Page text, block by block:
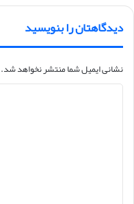
دیدگاهتان را بنویسید
نشانی ایمیل شما منتشر نخواهد شد.